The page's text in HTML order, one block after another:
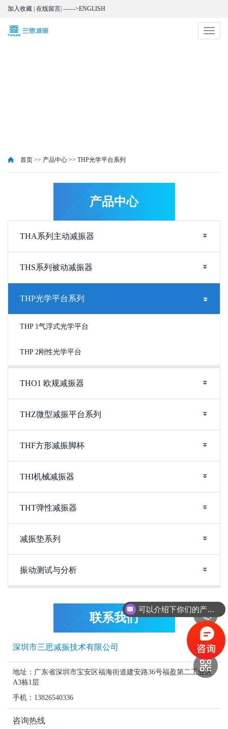
加入收藏 在线留言 ——>ENGLISH
切
换
首页 >> 产品中心 >> THP光学平台系列
产品中心
THA系列主动减振器
THS系列被动减振器
THP光学平台系列
THP 1气浮式光学平台
THP 2刚性光学平台
THO1 欧规减振器
THZ微型减振平台系列
THF方形减振脚杯
THI机械减振器
THT弹性减振器
减振垫系列
振动测试与分析
联系我们
深圳市三思减振技术有限公司
地址：广东省深圳市宝安区福海街道建安路36号福盈第二工业区
A3栋1层
手机：13826540336
咨询热线
可以介绍下你们的产品么？